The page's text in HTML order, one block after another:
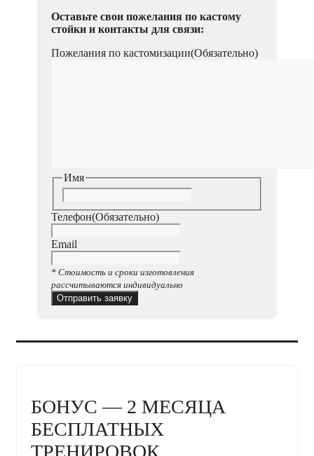
Оставьте свои пожелания по кастому
стойки и контакты для связи:
Пожелания по кастомизации(Обязательно)
Имя
Телефон(Обязательно)
Email
* Стоимость и сроки изготовления
рассчитываются индивидуально
БОНУС — 2 МЕСЯЦА
БЕСПЛАТНЫХ